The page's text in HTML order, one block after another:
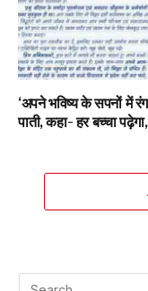
‘अपने भविष्य के सपनों में
पाती, कहा- हर बच्चा